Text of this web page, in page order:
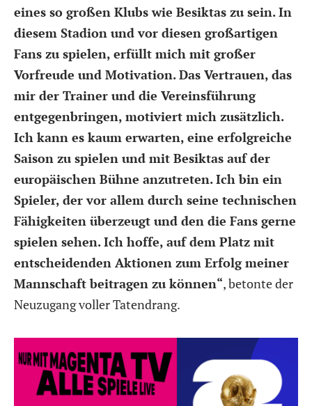
eines so großen Klubs wie Besiktas zu sein. In
diesem Stadion und vor diesen großartigen
Fans zu spielen, erfüllt mich mit großer
Vorfreude und Motivation. Das Vertrauen, das
mir der Trainer und die Vereinsführung
entgegenbringen, motiviert mich zusätzlich.
Ich kann es kaum erwarten, eine erfolgreiche
Saison zu spielen und mit Besiktas auf der
europäischen Bühne anzutreten. Ich bin ein
Spieler, der vor allem durch seine technischen
Fähigkeiten überzeugt und den die Fans gerne
spielen sehen. Ich hoffe, auf dem Platz mit
entscheidenden Aktionen zum Erfolg meiner
Mannschaft beitragen zu können“, betonte der
Neuzugang voller Tatendrang.